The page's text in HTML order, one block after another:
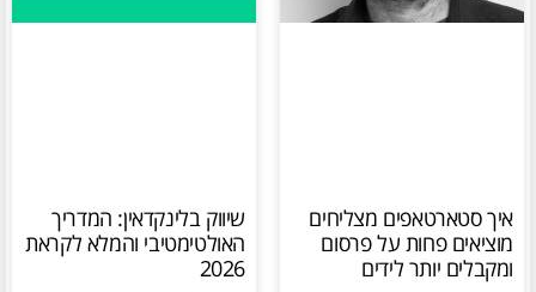
איך סטארטאפים מצליחים
מוציאים פחות על פרסום
ומקבלים יותר לידים
שיווק בלינקדאין: המדריך
האולטימטיבי והמלא לקראת
2026